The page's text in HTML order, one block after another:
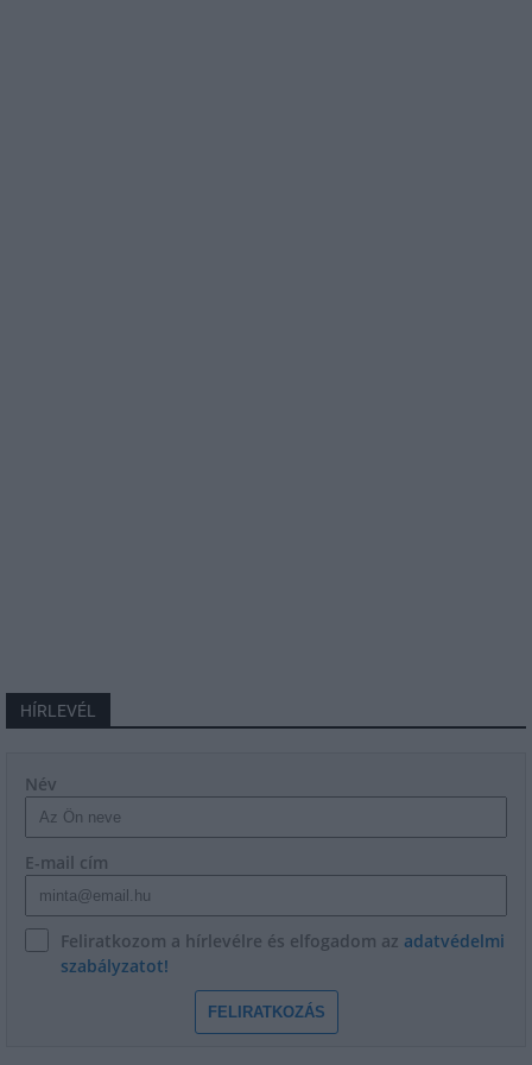
HÍRLEVÉL
Név
E-mail cím
Feliratkozom a hírlevélre és elfogadom az adatvédelmi
szabályzatot!
FELIRATKOZÁS